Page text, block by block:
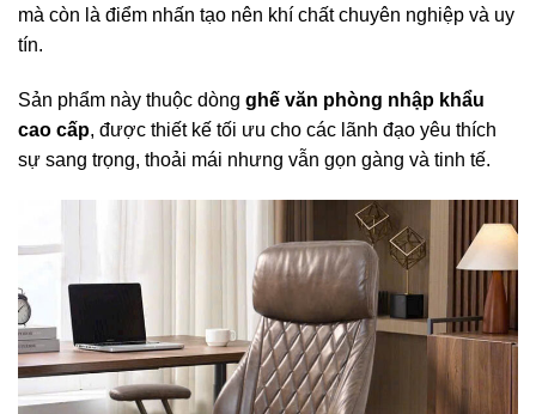
mà còn là điểm nhấn tạo nên khí chất chuyên nghiệp và uy
tín.
Sản phẩm này thuộc dòng ghế văn phòng nhập khẩu
cao cấp, được thiết kế tối ưu cho các lãnh đạo yêu thích
sự sang trọng, thoải mái nhưng vẫn gọn gàng và tinh tế.